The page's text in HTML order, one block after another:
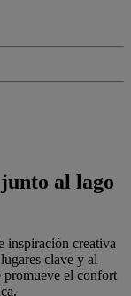
al lago
inspiración creativa
clave y al
promueve el confort